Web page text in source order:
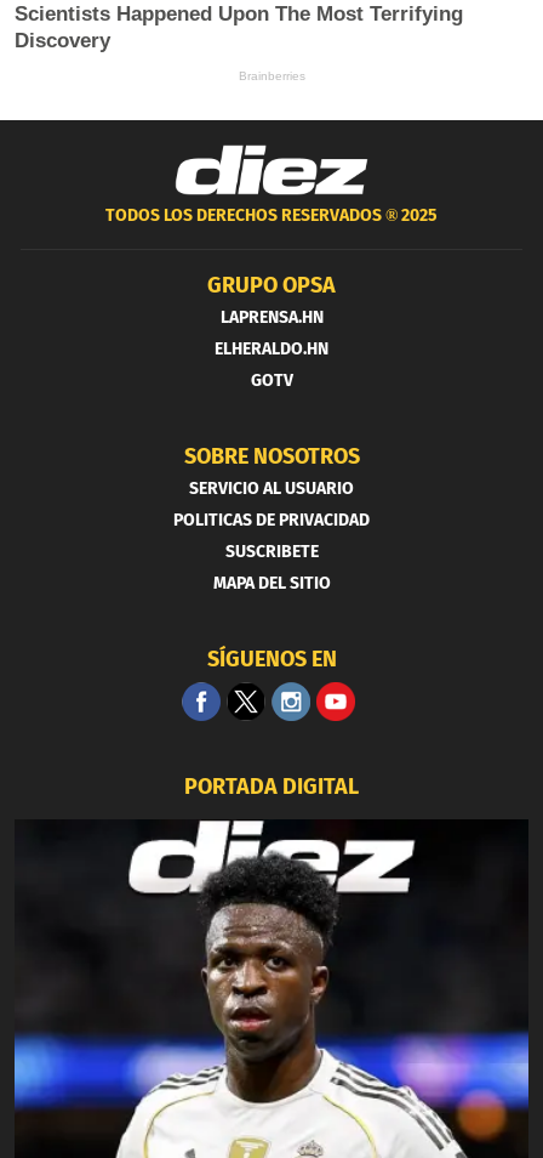
TODOS LOS DERECHOS RESERVADOS ®2025
GRUPO OPSA
LAPRENSA.HN
ELHERALDO.HN
GOTV
SOBRE NOSOTROS
SERVICIO AL USUARIO
POLITICAS DE PRIVACIDAD
SUSCRIBETE
MAPA DEL SITIO
SÍGUENOS EN
PORTADA DIGITAL